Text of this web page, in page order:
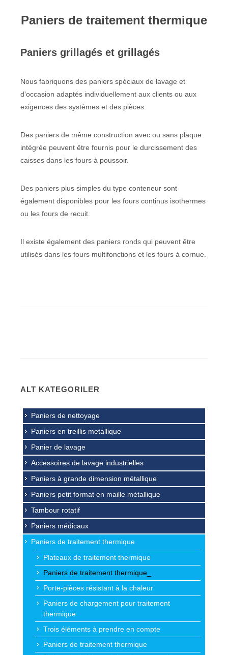
Paniers de traitement thermique
Paniers grillagés et grillagés
Nous fabriquons des paniers spéciaux de lavage et
d'occasion adaptés individuellement aux clients ou aux
exigences des systèmes et des pièces.
Des paniers de même construction avec ou sans plaque
intégrée peuvent être fournis pour le durcissement des
caisses dans les fours à poussoir.
Des paniers plus simples du type conteneur sont
également disponibles pour les fours continus isothermes
ou les fours de recuit.
Il existe également des paniers ronds qui peuvent être
utilisés dans les fours multifonctions et les fours à cornue.
ALT KATEGORILER
Paniers de nettoyage
Paniers en treillis metallique
Panier de lavage
Accessoires de lavage industrielles
Paniers à grande dimension métallique
Paniers petit format en maille métallique
Tambour rotatif
Paniers médicaux
Paniers de traitement thermique
Plateaux de traitement thermique
Paniers de traitement thermique_
Porte-pièces résistant à la chaleur
Paniers de chargement pour traitement
thermique
Trois éléments à prendre en compte
Paniers de traitement thermique